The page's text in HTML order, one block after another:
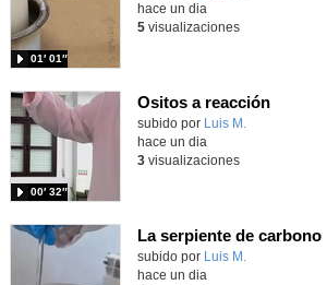
01′ 01″
hace un dia
5visualizaciones
Ositos a reacción
Contenido educativo.
subido por Luis M.
00′ 32″
hace un dia
3visualizaciones
La serpiente de carbono
Contenido educativo.
subido por Luis M.
hace un dia